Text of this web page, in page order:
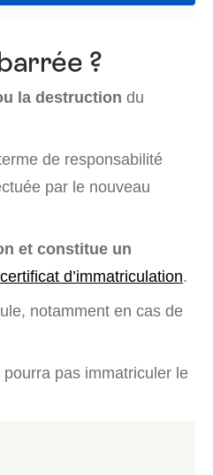
?
la destruction du
de responsabilité
par le nouveau
et constitue un
certificat d’immatriculation.
notamment en cas de
pas immatriculer le